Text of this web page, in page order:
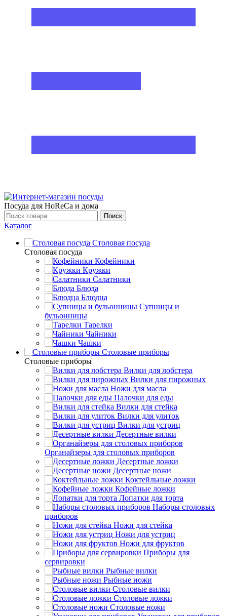
Посуда для HoReCa и дома
Поиск
Каталог
Столовая посуда
Столовая посуда
Кофейники
Кружки
Салатники
Блюда
Блюдца
Супницы и
бульонницы
Тарелки
Чайники
Чашки
Cтоловые приборы
Cтоловые приборы
Вилки для лобстера
Вилки для пирожных
Ножи для масла
Палочки для еды
Вилки для стейка
Вилки для улиток
Вилки для устриц
Десертные вилки
Органайзеры для столовых приборов
Десертные ложки
Десертные ножи
Коктейльные ложки
Кофейные ложки
Лопатки для торта
Наборы столовых
приборов
Ножи для стейка
Ножи для устриц
Ножи для фруктов
Приборы для
сервировки
Рыбные вилки
Рыбные ножи
Столовые вилки
Столовые ложки
Столовые ножи